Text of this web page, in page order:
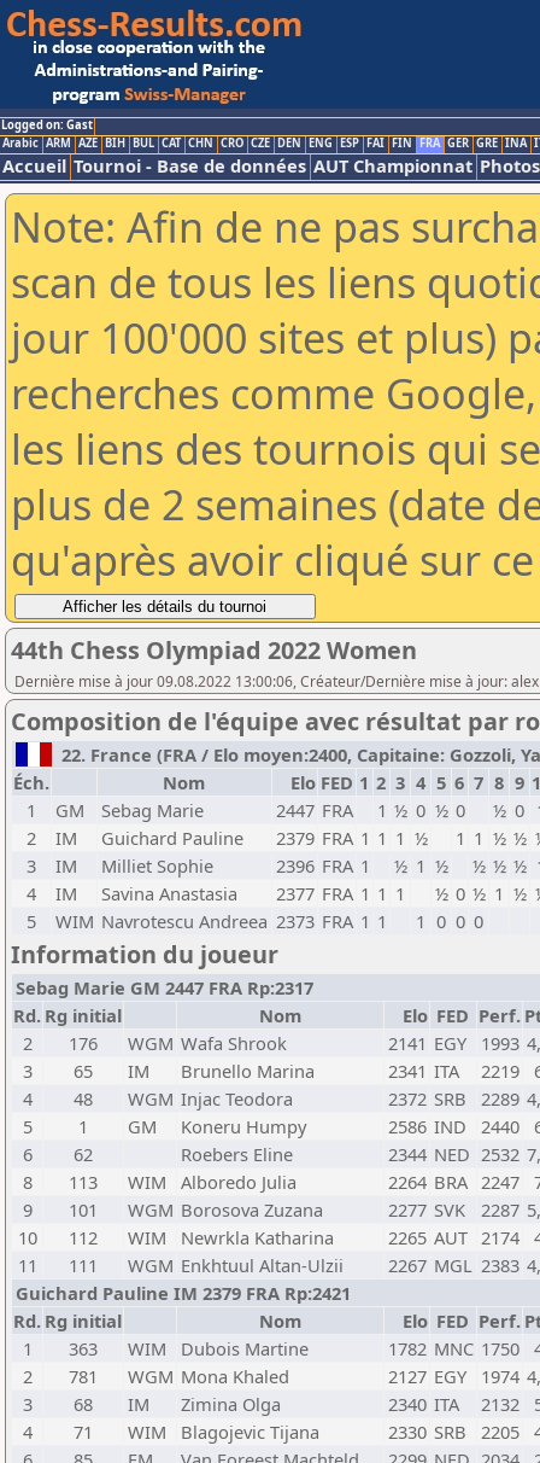
Logged on: Gast
Arabic ARM AZE BIH BUL CAT CHN CRO CZE DEN ENG ESP FAI FIN FRA GER GRE INA
Accueil Tournoi - Base de données AUT Championnat Photos
Note: Afin de ne pas
scan de tous les liens
jour 100'000 sites et plus)
recherches comme
les liens des tournois qui
plus de 2 semaines (date
qu'après avoir cliqué sur
44th Chess Olympiad 2022 Women
Dernière mise à jour 09.08.2022 13:00:06, Créateur/Dernière mise à jour:
Composition de l'équipe avec résultat par
22. France (FRA / Elo moyen:2400, Capitaine: Gozzoli,
Éch.
Nom Elo FED 1 2 3 4 5 6 7 8 9
1
GM Sebag Marie 2447 FRA 1 ½ 0 ½ 0 ½ 0
2
IM Guichard Pauline 2379 FRA 1 1 1 ½ 1 1 ½ ½
3
IM Milliet Sophie 2396 FRA 1 ½ 1 ½ ½ ½ ½
4
IM Savina Anastasia 2377 FRA 1 1 1 ½ 0 ½ 1 ½
5
WIM Navrotescu Andreea 2373 FRA 1 1 1 0 0 0
Information du joueur
Sebag Marie GM 2447 FRA Rp:2317
Rd. Rg initial Nom Elo FED Perf.
2
176 WGM Wafa Shrook 2141 EGY 1993
3
65 IM Brunello Marina 2341 ITA 2219
4
48 WGM Injac Teodora 2372 SRB 2289
5
1 GM Koneru Humpy 2586 IND 2440
6
62 Roebers Eline 2344 NED 2532
8
113 WIM Alboredo Julia 2264 BRA 2247
9
101 WGM Borosova Zuzana 2277 SVK 2287
10
112 WIM Newrkla Katharina 2265 AUT 2174
11
111 WGM Enkhtuul Altan-Ulzii 2267 MGL 2383
Guichard Pauline IM 2379 FRA Rp:2421
Rd. Rg initial Nom Elo FED Perf.
1
363 WIM Dubois Martine 1782 MNC 1750
2
781 WGM Mona Khaled 2127 EGY 1974
3
68 IM Zimina Olga 2340 ITA 2132
4
71 WIM Blagojevic Tijana 2330 SRB 2205